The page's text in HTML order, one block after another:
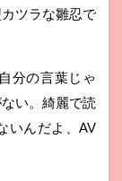
ツラな雛忍で
分の言葉じゃ
い。綺麗で読
いんだよ、AV